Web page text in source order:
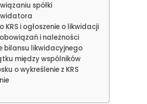
spółki
KRS i ogłoszenie o likwidacji
i należności
bilansu likwidacyjnego
między wspólników
o wykreślenie z KRS